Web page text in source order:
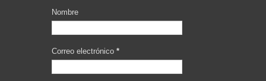
Nombre
Correo electrónico *